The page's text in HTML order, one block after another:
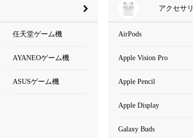
任天堂ゲーム機
AYANEOゲーム機
ASUSゲーム機
アクセサリ
AirPods
Apple Vision Pro
Apple Pencil
Apple Display
Galaxy Buds